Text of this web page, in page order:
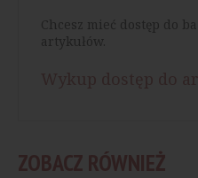
Chcesz mieć dostęp do
artykułów.
ZOBACZ RÓWNIEŻ